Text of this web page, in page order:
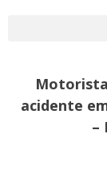
acidente
–